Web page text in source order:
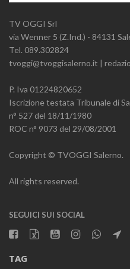
TV OGGI Srl
via Wenner 5 (Z.Ind.) - 84131
Tel. 089.302824
tvoggi@tvoggisalerno.it |
P. Iva 01224820652
Iscrizione testata Tribunale di
n° 527 del 18/11/1980
ROC n° 9073 del 29/08/2001
Copyright © TVOGGI Salerno.
All rights reserved.
SEGUICI SUI SOCIAL
TAG